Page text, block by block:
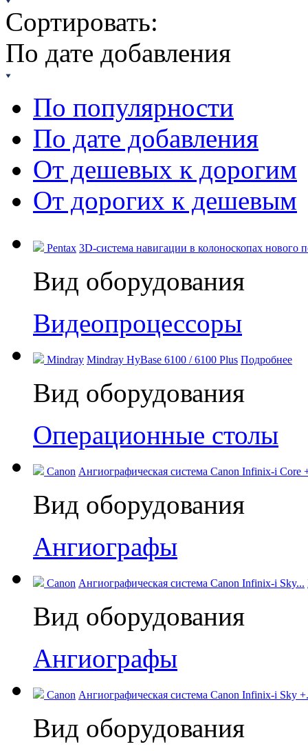
Сортировать:
По дате добавления
По популярности
По дате добавления
От дешевых к дорогим
От дорогих к дешевым
Pentax 3D-система навигации в колоноскопах нового
Вид оборудования
Видеопроцессоры
Mindray Mindray HyBase 6100 / 6100 Plus Подробнее
Вид оборудования
Операционные столы
Canon Ангиографическая система Canon Infinix-i Core
Вид оборудования
Ангиографы
Canon Ангиографическая система Canon Infinix-i Sky...
Вид оборудования
Ангиографы
Canon Ангиографическая система Canon Infinix-i Sky
Вид оборудования